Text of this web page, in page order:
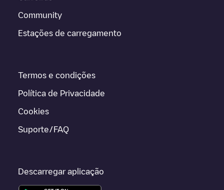
Community
Estações de carregamento
Termos e condições
Política de Privacidade
Cookies
Suporte/FAQ
Descarregar aplicação